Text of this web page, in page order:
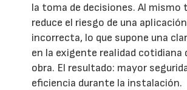
la toma de decisiones. Al mismo
reduce el riesgo de una aplicación
incorrecta, lo que supone una
en la exigente realidad cotidiana
obra. El resultado: mayor
eficiencia durante la instalación.